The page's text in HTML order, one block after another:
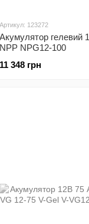
Артикул: 123272
Акумулятор гелевий
NPP NPG12-100
11 348 грн